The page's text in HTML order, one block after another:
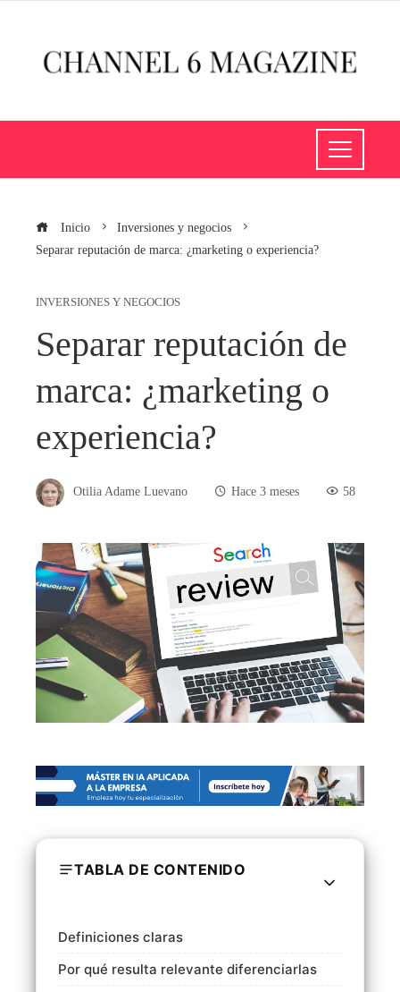
Inicio
Inversiones y negocios
Separar reputación de marca: ¿marketing o experiencia?
INVERSIONES Y NEGOCIOS
Separar reputación de
marca: ¿marketing o
experiencia?
Otilia Adame Luevano Hace 3 meses 58
TABLA DE CONTENIDO
Definiciones claras
Por qué resulta relevante diferenciarlas